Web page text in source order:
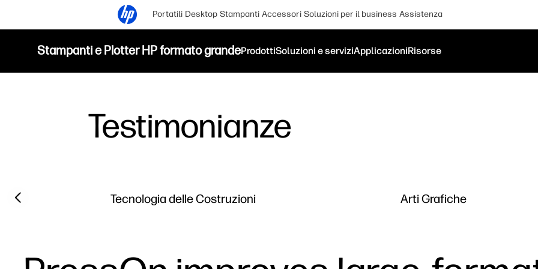
Portatili Desktop Stampanti Accessori Soluzioni per il business Assistenza
Stampanti e Plotter HP formato grandeProdottiSoluzioni e serviziApplicazioniRisorse
Testimonianze
Filter category
Tecnologia delle Costruzioni Arti Grafiche
Previous slide